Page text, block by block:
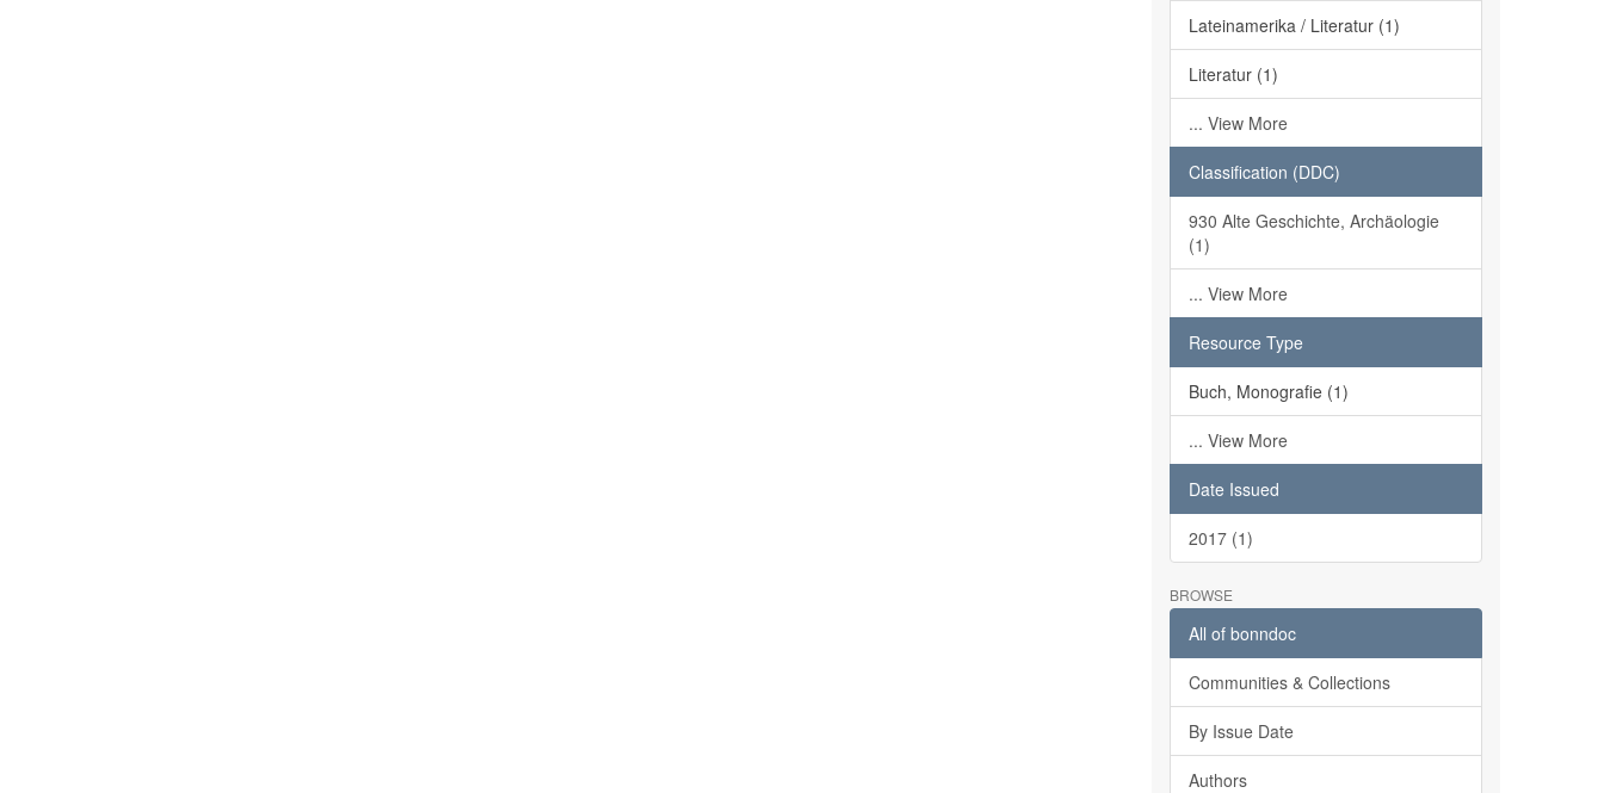
Lateinamerika / Literatur (1)
Literatur (1)
... View More
Classification (DDC)
930 Alte Geschichte, Archäologie
(1)
... View More
Resource Type
Buch, Monografie (1)
... View More
Date Issued
2017 (1)
BROWSE
All of bonndoc
Communities & Collections
By Issue Date
Authors